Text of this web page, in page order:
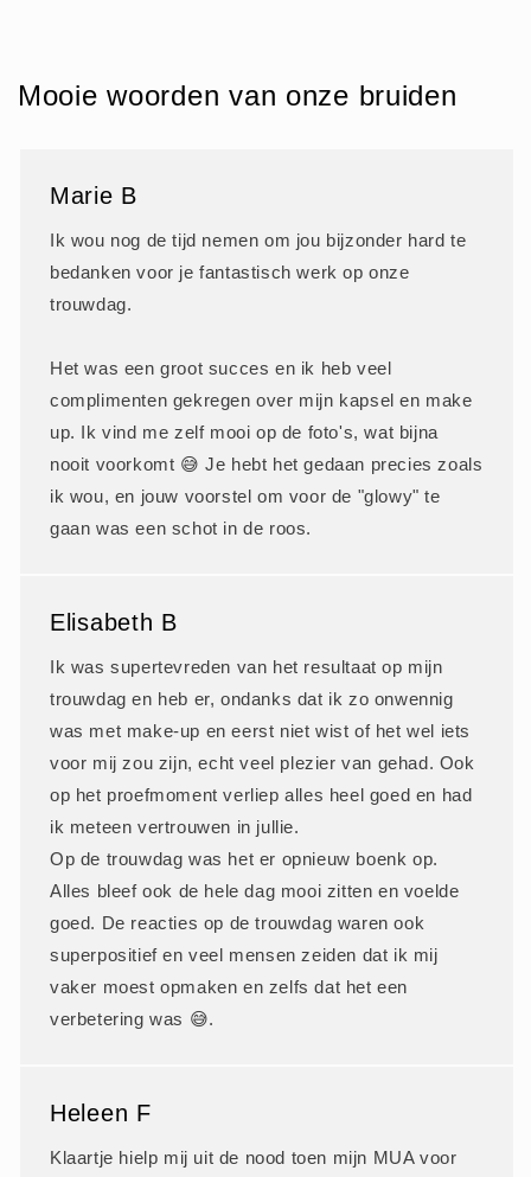
Mooie woorden van onze bruiden
Marie B
Ik wou nog de tijd nemen om jou bijzonder hard te
bedanken voor je fantastisch werk op onze
trouwdag.
Het was een groot succes en ik heb veel
complimenten gekregen over mijn kapsel en make
up. Ik vind me zelf mooi op de foto's, wat bijna
nooit voorkomt 😅 Je hebt het gedaan precies zoals
ik wou, en jouw voorstel om voor de "glowy" te
gaan was een schot in de roos.
Elisabeth B
Ik was supertevreden van het resultaat op mijn
trouwdag en heb er, ondanks dat ik zo onwennig
was met make-up en eerst niet wist of het wel iets
voor mij zou zijn, echt veel plezier van gehad. Ook
op het proefmoment verliep alles heel goed en had
ik meteen vertrouwen in jullie.
Op de trouwdag was het er opnieuw boenk op.
Alles bleef ook de hele dag mooi zitten en voelde
goed. De reacties op de trouwdag waren ook
superpositief en veel mensen zeiden dat ik mij
vaker moest opmaken en zelfs dat het een
verbetering was 😅.
Heleen F
Klaartje hielp mij uit de nood toen mijn MUA voor